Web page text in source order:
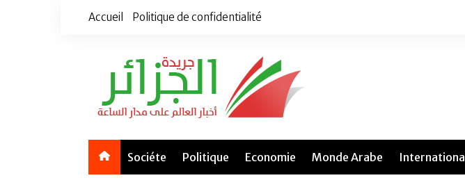
Accueil Politique de confidentialité
Sociéte Politique Economie Monde Arabe International